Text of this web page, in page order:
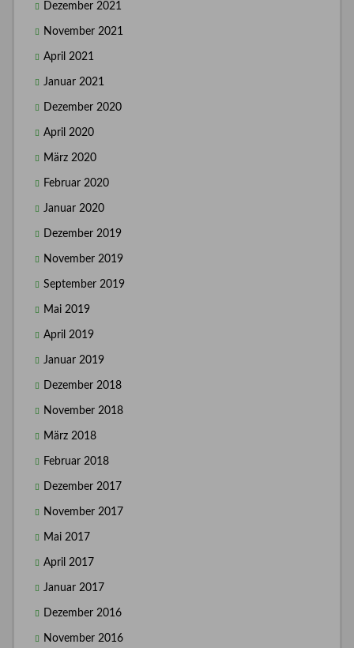
Dezember 2021
November 2021
April 2021
Januar 2021
Dezember 2020
April 2020
März 2020
Februar 2020
Januar 2020
Dezember 2019
November 2019
September 2019
Mai 2019
April 2019
Januar 2019
Dezember 2018
November 2018
März 2018
Februar 2018
Dezember 2017
November 2017
Mai 2017
April 2017
Januar 2017
Dezember 2016
November 2016